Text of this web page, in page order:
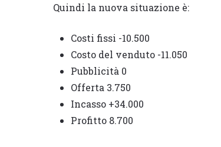
Quindi la nuova situazione è:
Costi fissi -10.500
Costo del venduto -11.050
Pubblicità 0
Offerta 3.750
Incasso +34.000
Profitto 8.700